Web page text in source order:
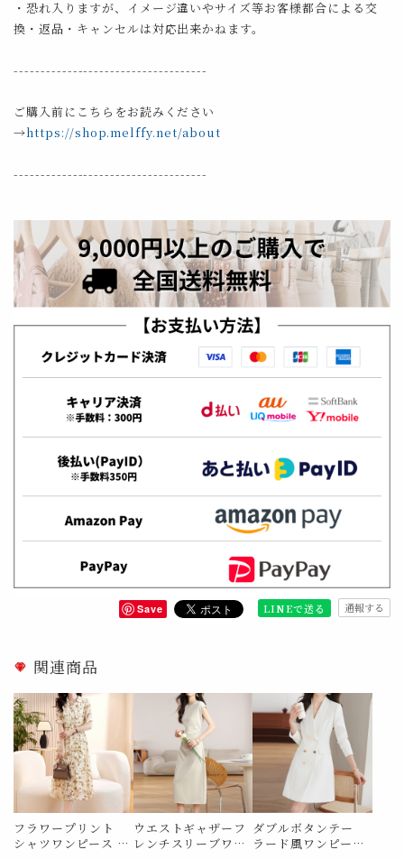
・恐れ入りますが、イメージ違いやサイズ等お客様都合による交
換・返品・キャンセルは対応出来かねます。
------------------------------------
ご購入前にこちらをお読みください
→https://shop.melffy.net/about
------------------------------------
Save LINEで送る 通報する
関連商品
フラワープリント
シャツワンピース M
ウエストギャザーフ
レンチスリーブワン
ダブルボタンテー
ラード風ワンピース